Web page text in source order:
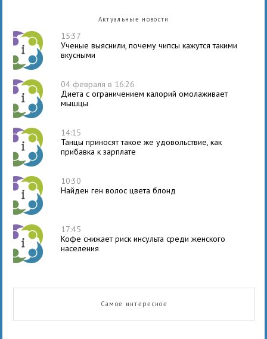
Актуальные новости
15:37
Ученые выяснили, почему чипсы кажутся такими
вкусными
04 февраля в 16:26
Диета с ограничением калорий омолаживает
мышцы
14:15
Танцы приносят такое же удовольствие, как
прибавка к зарплате
10:30
Найден ген волос цвета блонд
17:45
Кофе снижает риск инсульта среди женского
населения
Самое интересное